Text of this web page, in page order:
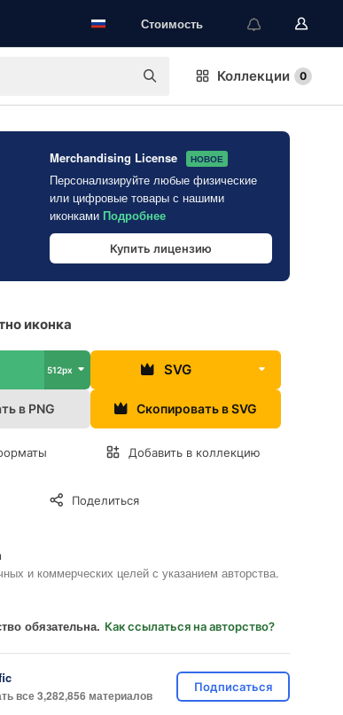
Стоимость
Коллекции 0
Merchandising License НОВОЕ
Персонализируйте любые физические
или цифровые товары с нашими
иконками Подробнее
Купить лицензию
иконка
512px SVG
в PNG Скопировать в SVG
Добавить в коллекцию
Поделиться
и коммерческих целей с указанием авторства.
обязательна. Как ссылаться на авторство?
все 3,282,856 материалов
Подписаться